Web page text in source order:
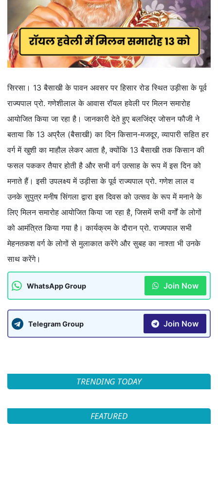
सिरसा। 13 बैसाखी के पावन अवसर पर हिसार रोड स्थित उड़ीसा के पूर्व
राज्यपाल प्रो. गणेशीलाल के आवास रॉयल हवेली पर मिलन समारोह
आयोजित किया जा रहा है। जानकारी देते हुए बलजिंद्र जोसन फौजी ने
बताया कि 13 अप्रैल (बैसाखी) का दिन किसान-मजदूर, व्यापारी सहित हर
वर्ग में खुशी का माहौल लेकर आता है, क्योंकि 13 बैसाखी तक किसान की
फसल पककर तैयार होती है और सभी वर्ग उत्साह के रूप में इस दिन को
मनाते हैं। इसी उपलक्ष्य में उड़ीसा के पूर्व राज्यपाल प्रो. गणेश लाल व
उनके सुपुत्र मनीष सिंगला द्वारा इस दिवस को उत्सव के रूप में मनाने के
लिए मिलन समारोह आयोजित किया जा रहा है, जिसमें सभी वर्गों के लोगों
को आमंत्रित किया गया है। कार्यक्रम के दौरान प्रो. राज्यपाल सभी
मेहनतकश वर्ग के लोगों से मुलाकात करेंगे और सुबह का नाश्ता भी उनके
साथ करेंगे।
WhatsApp Group Join Now
Telegram Group Join Now
TRENDING TODAY
FEATURED